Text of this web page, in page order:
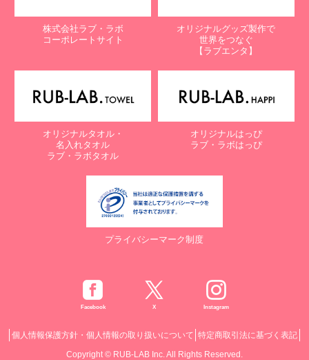
株式会社ラブ・ラボ
コーポレートサイト
オリジナルグッズ製作で
世界をつなぐ
【ラブエンタ】
オリジナルタオル・
名入れタオル
ラブ・ラボタオル
オリジナルはっぴ
ラブ・ラボはっぴ
プライバシーマーク制度
Facebook X Instagram
個人情報保護方針・個人情報の取り扱いについて 特定商取引法に基づく表記
Copyright © RUB-LAB Inc. All Rights Reserved.